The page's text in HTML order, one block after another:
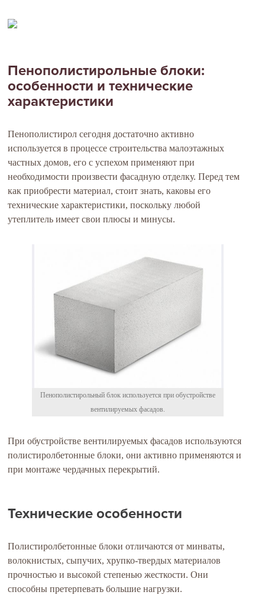
Пенополистирольные блоки:
особенности и технические
характеристики
Пенополистирол сегодня достаточно активно
используется в процессе строительства малоэтажных
частных домов, его с успехом применяют при
необходимости произвести фасадную отделку. Перед тем
как приобрести материал, стоит знать, каковы его
технические характеристики, поскольку любой
утеплитель имеет свои плюсы и минусы.
Пенополистирольный блок используется при обустройстве
вентилируемых фасадов.
При обустройстве вентилируемых фасадов используются
полистиролбетонные блоки, они активно применяются и
при монтаже чердачных перекрытий.
Технические особенности
Полистиролбетонные блоки отличаются от минваты,
волокнистых, сыпучих, хрупко-твердых материалов
прочностью и высокой степенью жесткости. Они
способны претерпевать большие нагрузки.